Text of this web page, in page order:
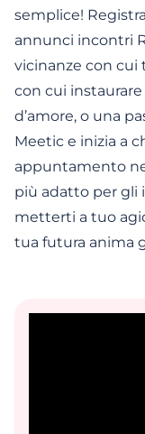
semplice!
annunci incontri
vicinanze con cui
con cui
d’amore, o una
Meetic e inizia a
appuntamento
più adatto per gli
metterti a tuo
tua futura anima